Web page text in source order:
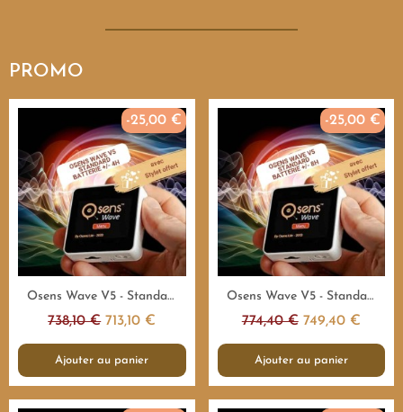
PROMO
Aperçu rapide
-25,00 €
Osens Wave V5 - Standard 55.000Hz - 4H - Emetteur fréquences
738,10 € 713,10 €
Ajouter au panier
Aperçu rapide
-25,00 €
Osens Wave V5 - Standard 55.000Hz - 8H - Emetteur fréquences
774,40 € 749,40 €
Ajouter au panier